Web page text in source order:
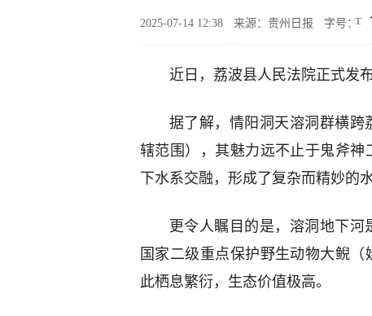
2025-07-14 12:38 来源：贵州日报 字号：
近日，荔波县人民法院正式发
据了解，情阳洞天溶洞群横跨
辖范围），其魅力远不止于鬼斧
下水系交融，形成了复杂而精妙的
更令人瞩目的是，溶洞地下河
国家二级重点保护野生动物大鲵
此栖息繁衍，生态价值极高。